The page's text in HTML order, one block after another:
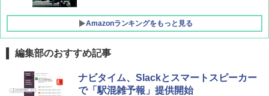
Amazonランキングをもっと見る
D40 地球の歩き方 チェンマイ タイ北部の魅
力的な町 2026～2027 地球の歩き方D アジア
[キャンパーズコレクション 山善] ポップアッ
プテント 傘みたいに広げて畳める パッとサ
ッとサンシェード キューブ フルクローズ メ
GRANDOOR ステンレス保冷剤 2個セット 2
026リニューアル 急速冷凍 空間倍増 衛生的
コンパクト 保冷力長持ち
編集部のおすすめ記事
ナビタイム、Slackとスマートスピーカー
で「駅混雑予報」提供開始